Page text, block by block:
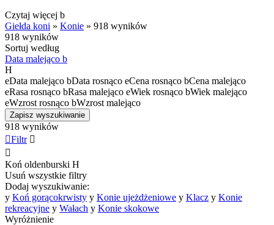
Czytaj więcej b
Giełda koni » Konie » 918 wyników
918 wyników
Sortuj według
Data malejąco b
H
eData malejąco bData rosnąco eCena rosnąco bCena malejąco
eRasa rosnąco bRasa malejąco eWiek rosnąco bWiek malejąco
eWzrost rosnąco bWzrost malejąco
Zapisz wyszukiwanie
918 wyników
Filtr 

Koń oldenburski H
Usuń wszystkie filtry
Dodaj wyszukiwanie:
y Koń gorącokrwisty y Konie ujeżdżeniowe y Klacz y Konie
rekreacyjne y Wałach y Konie skokowe
Wyróżnienie